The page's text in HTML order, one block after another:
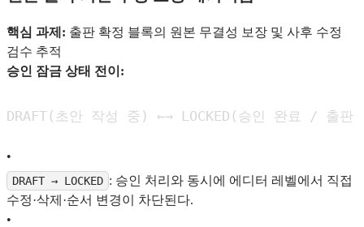
핵심 과제: 출판 확정 블록의 원본 무결성 보장 및 사후 수정
검수 추적
승인 잠금 상태 전이:
DRAFT(초안 작성 중) ←→ LOCKED(승인 완료 / 출
•
DRAFT → LOCKED : 승인 처리와 동시에 에디터 레벨에서 직접
수정·삭제·순서 변경이 차단된다.
•